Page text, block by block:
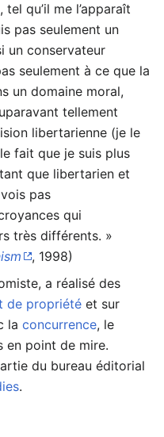
qu’il me l’apparaît
pas seulement un
un conservateur
seulement à ce que la
un domaine moral,
tellement
libertarienne (je le
fait que je suis plus
que libertarien et
pas
qui
très différents. »
, 1998)
a réalisé des
de propriété et sur
la concurrence, le
en point de mire.
du bureau éditorial
.